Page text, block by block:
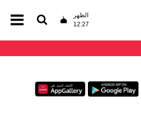
الظهر
12:27